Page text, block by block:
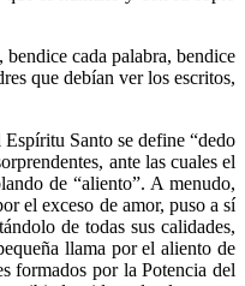
cada palabra, bendice
que debían ver los escritos,
Santo se define “dedo
ante las cuales el
de “aliento”. A menudo,
el exceso de amor, puso a sí
de todas sus calidades,
llama por el aliento de
formados por la Potencia del